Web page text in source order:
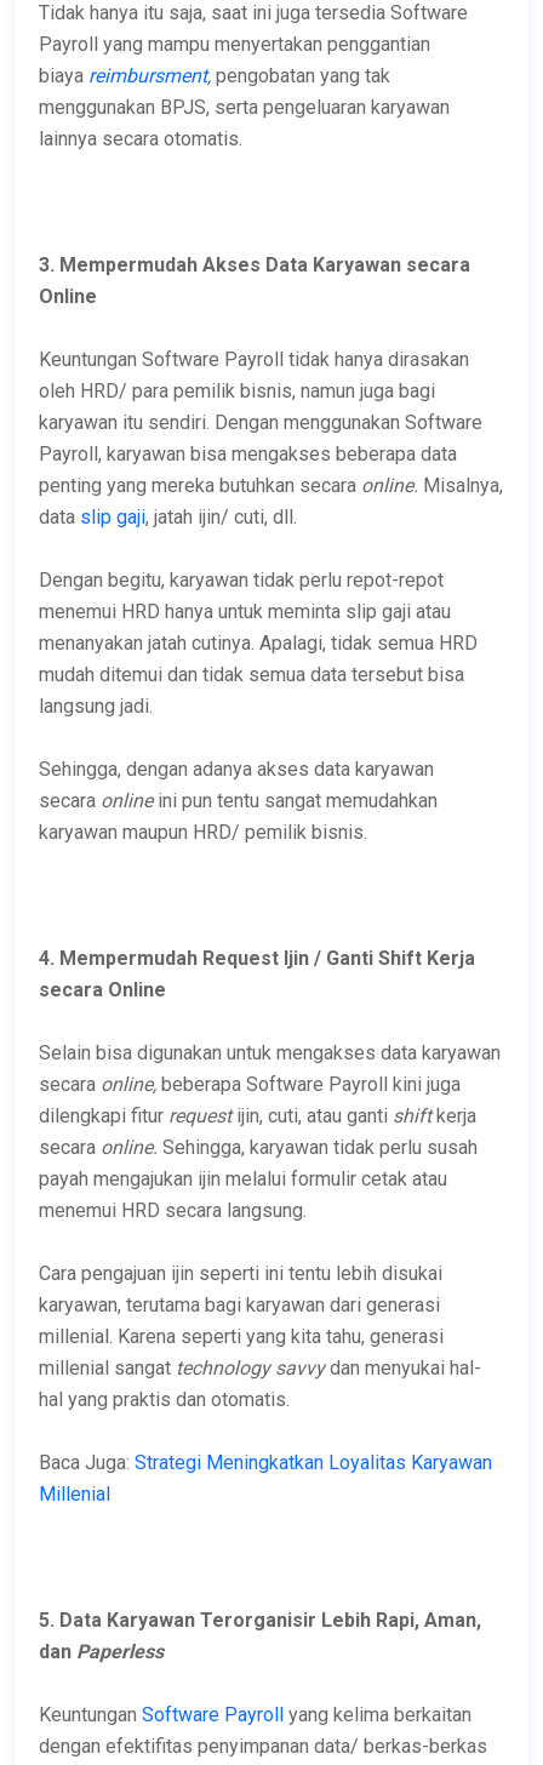
Tidak hanya itu saja, saat ini juga tersedia Software
Payroll yang mampu menyertakan penggantian
biaya reimbursment, pengobatan yang tak
menggunakan BPJS, serta pengeluaran karyawan
lainnya secara otomatis.
3. Mempermudah Akses Data Karyawan secara
Online
Keuntungan Software Payroll tidak hanya dirasakan
oleh HRD/ para pemilik bisnis, namun juga bagi
karyawan itu sendiri. Dengan menggunakan Software
Payroll, karyawan bisa mengakses beberapa data
penting yang mereka butuhkan secara online. Misalnya,
data slip gaji, jatah ijin/ cuti, dll.
Dengan begitu, karyawan tidak perlu repot-repot
menemui HRD hanya untuk meminta slip gaji atau
menanyakan jatah cutinya. Apalagi, tidak semua HRD
mudah ditemui dan tidak semua data tersebut bisa
langsung jadi.
Sehingga, dengan adanya akses data karyawan
secara onlineini pun tentu sangat memudahkan
karyawan maupun HRD/ pemilik bisnis.
4. Mempermudah Request Ijin / Ganti Shift Kerja
secara Online
Selain bisa digunakan untuk mengakses data karyawan
secara online, beberapa Software Payroll kini juga
dilengkapi fitur requestijin, cuti, atau ganti shift kerja
secara online. Sehingga, karyawan tidak perlu susah
payah mengajukan ijin melalui formulir cetak atau
menemui HRD secara langsung.
Cara pengajuan ijin seperti ini tentu lebih disukai
karyawan, terutama bagi karyawan dari generasi
millenial. Karena seperti yang kita tahu, generasi
millenial sangat technology savvydan menyukai hal-
hal yang praktis dan otomatis.
Baca Juga: Strategi Meningkatkan Loyalitas Karyawan
Millenial
5. Data Karyawan Terorganisir Lebih Rapi, Aman,
dan Paperless
Keuntungan Software Payroll
yang kelima berkaitan
dengan efektifitas penyimpanan data/ berkas-berkas